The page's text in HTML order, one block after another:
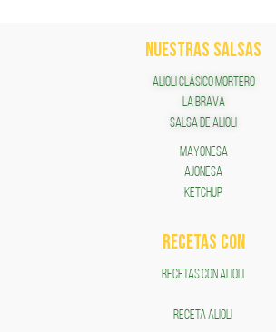
NUESTRAS SALSAS
ALIOLI CLÁSICO MORTERO
LA BRAVA
SALSA DE ALIOLI
MAYONESA
AJONESA
KETCHUP
RECETAS COn
RECETAS CON ALIOLI
RECETA ALIOLI